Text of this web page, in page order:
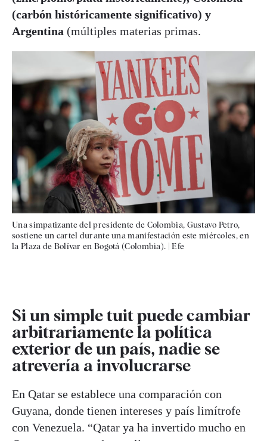
(carbón históricamente significativo) y
Argentina (múltiples materias primas.
Una simpatizante del presidente de Colombia, Gustavo Petro,
sostiene un cartel durante una manifestación este miércoles, en
la Plaza de Bolívar en Bogotá (Colombia).
|Efe
Si un simple tuit puede cambiar
arbitrariamente la política
exterior de un país, nadie se
atrevería a involucrarse
En Qatar se establece una comparación con
Guyana, donde tienen intereses y país limítrofe
con Venezuela. “Qatar ya ha invertido mucho en